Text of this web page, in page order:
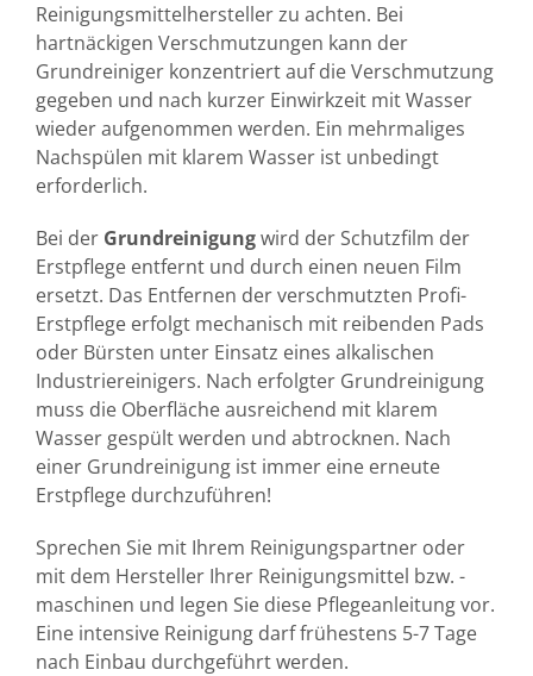
Reinigungsmittelhersteller zu achten. Bei
hartnäckigen Verschmutzungen kann der
Grundreiniger konzentriert auf die Verschmutzung
gegeben und nach kurzer Einwirkzeit mit Wasser
wieder aufgenommen werden. Ein mehrmaliges
Nachspülen mit klarem Wasser ist unbedingt
erforderlich.
Bei der Grundreinigungwird der Schutzfilm der
Erstpflege entfernt und durch einen neuen Film
ersetzt. Das Entfernen der verschmutzten Profi-
Erstpflege erfolgt mechanisch mit reibenden Pads
oder Bürsten unter Einsatz eines alkalischen
Industriereinigers. Nach erfolgter Grundreinigung
muss die Oberfläche ausreichend mit klarem
Wasser gespült werden und abtrocknen. Nach
einer Grundreinigung ist immer eine erneute
Erstpflege durchzuführen!
Sprechen Sie mit Ihrem Reinigungspartner oder
mit dem Hersteller Ihrer Reinigungsmittel bzw. -
maschinen und legen Sie diese Pflegeanleitung vor.
Eine intensive Reinigung darf frühestens 5-7 Tage
nach Einbau durchgeführt werden.